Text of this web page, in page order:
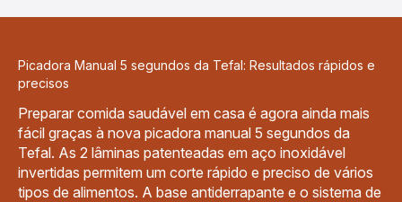
Picadora Manual 5 segundos da Tefal: Resultados rápidos e
precisos
Preparar comida saudável em casa é agora ainda mais
fácil graças à nova picadora manual 5 segundos da
Tefal. As 2 lâminas patenteadas em aço inoxidável
invertidas permitem um corte rápido e preciso de vários
tipos de alimentos. A base antiderrapante e o sistema de